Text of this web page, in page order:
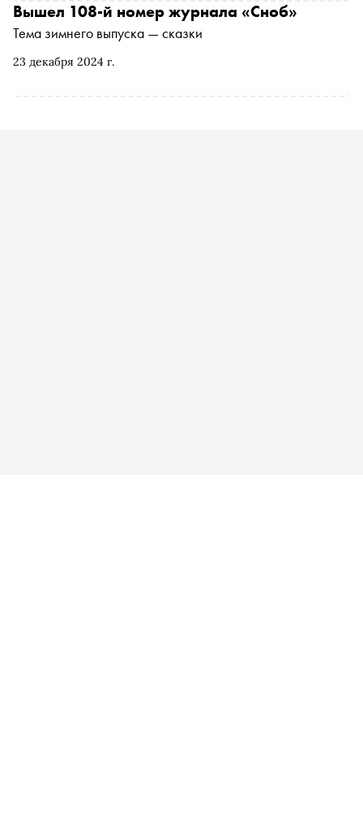
23 декабря 2024 г.
Вышел 108-й номер журнала «Сноб»
Тема зимнего выпуска — сказки